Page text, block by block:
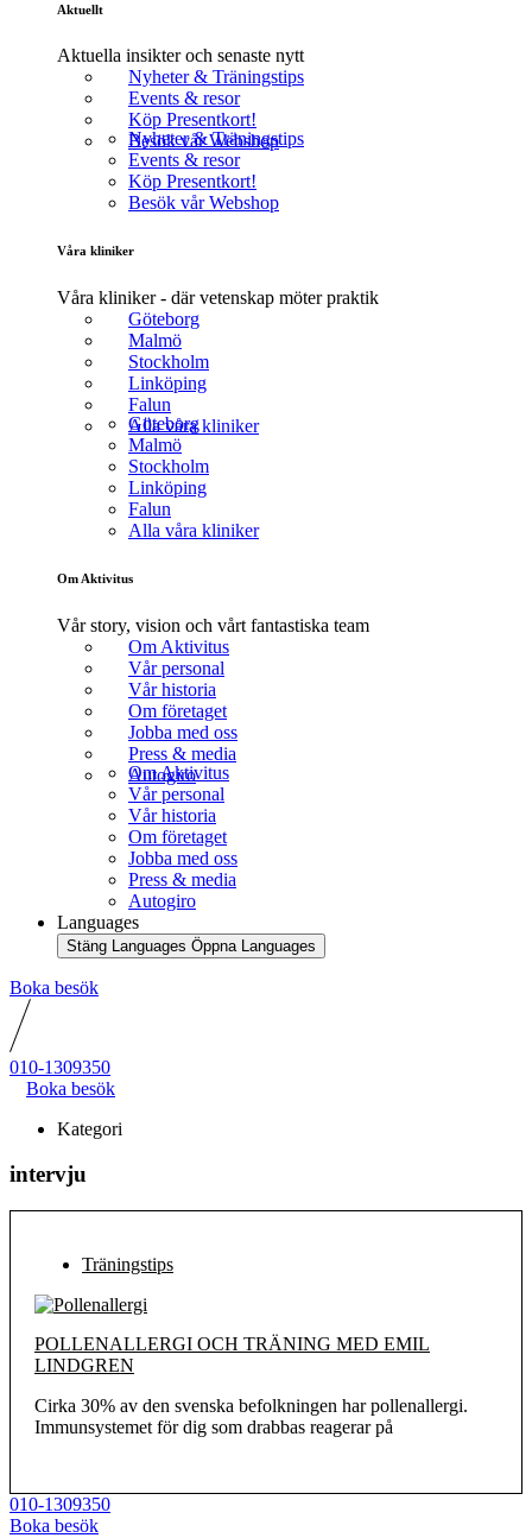
Aktuellt
Aktuella insikter och senaste nytt
Nyheter & Träningstips
Events & resor
Köp Presentkort!
Besök vår Webshop
Nyheter & Träningstips
Events & resor
Köp Presentkort!
Besök vår Webshop
Våra kliniker
Våra kliniker - där vetenskap möter praktik
Göteborg
Malmö
Stockholm
Linköping
Falun
Alla våra kliniker
Göteborg
Malmö
Stockholm
Linköping
Falun
Alla våra kliniker
Om Aktivitus
Vår story, vision och vårt fantastiska team
Om Aktivitus
Vår personal
Vår historia
Om företaget
Jobba med oss
Press & media
Autogiro
Om Aktivitus
Vår personal
Vår historia
Om företaget
Jobba med oss
Press & media
Autogiro
Languages
Stäng Languages Öppna Languages
Boka besök
010-1309350
Boka besök
Kategori
intervju
Träningstips
POLLENALLERGI OCH TRÄNING MED EMIL
LINDGREN
Cirka 30% av den svenska befolkningen har pollenallergi.
Immunsystemet för dig som drabbas reagerar på
010-1309350
Boka besök